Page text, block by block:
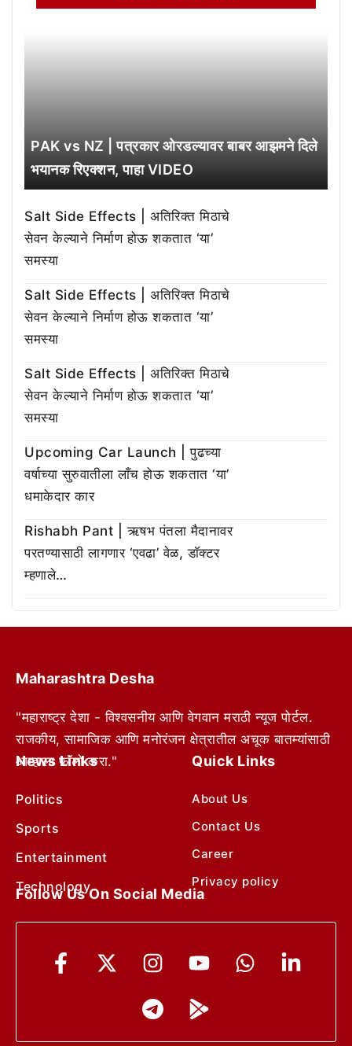
PAK vs NZ | पत्रकार ओरडल्यावर बाबर आझमने दिले
भयानक रिएक्शन, पाहा VIDEO
Salt Side Effects | अतिरिक्त मिठाचे
सेवन केल्याने निर्माण होऊ शकतात ‘या’
समस्या
Salt Side Effects | अतिरिक्त मिठाचे
सेवन केल्याने निर्माण होऊ शकतात ‘या’
समस्या
Salt Side Effects | अतिरिक्त मिठाचे
सेवन केल्याने निर्माण होऊ शकतात ‘या’
समस्या
Upcoming Car Launch | पुढच्या
वर्षाच्या सुरुवातीला लाँच होऊ शकतात ‘या’
धमाकेदार कार
Rishabh Pant | ऋषभ पंतला मैदानावर
परतण्यासाठी लागणार ‘एवढा’ वेळ, डॉक्टर
म्हणाले…
Maharashtra Desha
"महाराष्ट्र देशा - विश्वसनीय आणि वेगवान मराठी न्यूज पोर्टल.
राजकीय, सामाजिक आणि मनोरंजन क्षेत्रातील अचूक बातम्यांसाठी
आम्हाला फॉलो करा."
News Links
Politics
Sports
Entertainment
Technology
Quick Links
About Us
Contact Us
Career
Privacy policy
Follow Us On Social Media